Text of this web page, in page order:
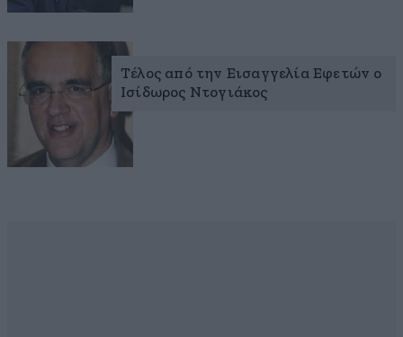
Τέλος από την Εισαγγελία Εφετών ο
Ισίδωρος Ντογιάκος